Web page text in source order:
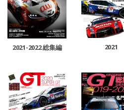
2021-2022 総集編 2021